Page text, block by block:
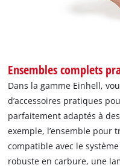
Ensembles complets
Dans la gamme Einhell,
d’accessoires pratiques
parfaitement adaptés à
exemple, l’ensemble pour
compatible avec le
robuste en carbure, une